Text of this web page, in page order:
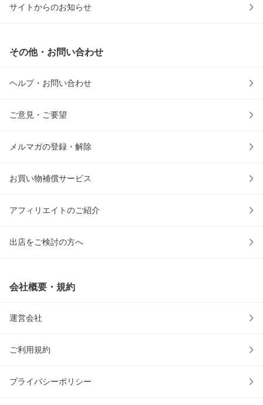
サイトからのお知らせ
その他・お問い合わせ
ヘルプ・お問い合わせ
ご意見・ご要望
メルマガの登録・解除
お買い物補償サービス
アフィリエイトのご紹介
出店をご検討の方へ
会社概要・規約
運営会社
ご利用規約
プライバシーポリシー